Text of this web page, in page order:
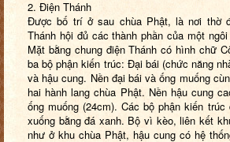
2. Điện Thánh
Được bố trí ở sau chùa Phật, là nơi thờ
Thánh hội đủ các thành phần của một
Mặt bằng chung điện Thánh có hình chữ
ba bộ phận kiến trúc: Đại bái (chức năng
và hậu cung. Nền đại bái và ống muống
hai hành lang chùa Phật. Nền hậu cung
ống muống (24cm). Các bộ phận kiến
xuống bằng đá xanh. Bộ vì kèo, liên kết
như ở khu chùa Phật, hậu cung có hệ